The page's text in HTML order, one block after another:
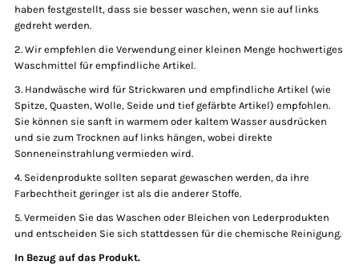
haben festgestellt, dass sie besser waschen, wenn sie auf links
gedreht werden.
2. Wir empfehlen die Verwendung einer kleinen Menge hochwertiges
Waschmittel für empfindliche Artikel.
3. Handwäsche wird für Strickwaren und empfindliche Artikel (wie
Spitze, Quasten, Wolle, Seide und tief gefärbte Artikel) empfohlen.
Sie können sie sanft in warmem oder kaltem Wasser ausdrücken
und sie zum Trocknen auf links hängen, wobei direkte
Sonneneinstrahlung vermieden wird.
4. Seidenprodukte sollten separat gewaschen werden, da ihre
Farbechtheit geringer ist als die anderer Stoffe.
5. Vermeiden Sie das Waschen oder Bleichen von Lederprodukten
und entscheiden Sie sich stattdessen für die chemische Reinigung.
In Bezug auf das Produkt.